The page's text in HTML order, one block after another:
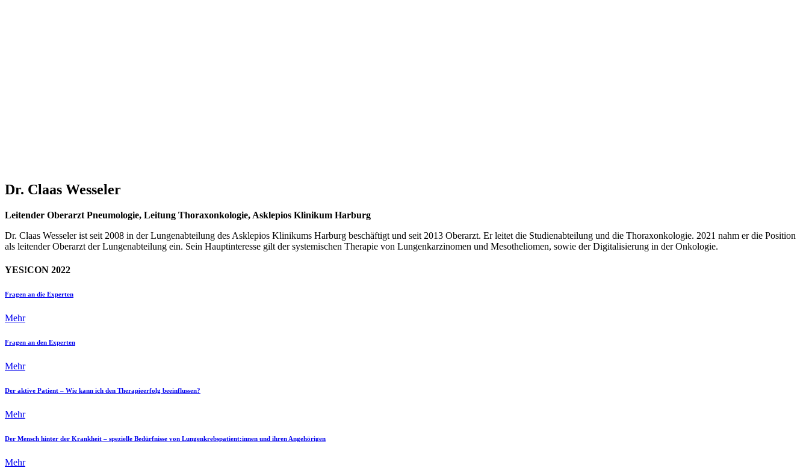
Dr. Claas Wesseler
Leitender Oberarzt Pneumologie, Leitung Thoraxonkologie, Asklepios Klinikum Harburg
Dr. Claas Wesseler ist seit 2008 in der Lungenabteilung des Asklepios Klinikums Harburg beschäftigt und seit 2013 Oberarzt. Er leitet die Studienabteilung und die Thoraxonkologie. 2021 nahm er die Position
als leitender Oberarzt der Lungenabteilung ein. Sein Hauptinteresse gilt der systemischen Therapie von Lungenkarzinomen und Mesotheliomen, sowie der Digitalisierung in der Onkologie.
YES!CON 2022
Fragen an die Experten
Mehr
Fragen an den Experten
Mehr
Der aktive Patient – Wie kann ich den Therapieerfolg beeinflussen?
Mehr
Der Mensch hinter der Krankheit – spezielle Bedürfnisse von Lungenkrebspatient:innen und ihren Angehörigen
Mehr